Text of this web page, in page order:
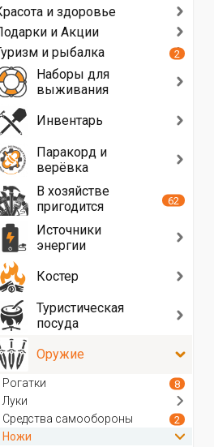
и здоровье
и Акции
и рыбалка
2
Наборы для
выживания
Инвентарь
Паракорд и
верёвка
В хозяйстве
пригодится
62
Источники
энергии
Костер
Туристическая
посуда
Оружие
Рогатки 8
Луки
Средства самообороны
2
Ножи